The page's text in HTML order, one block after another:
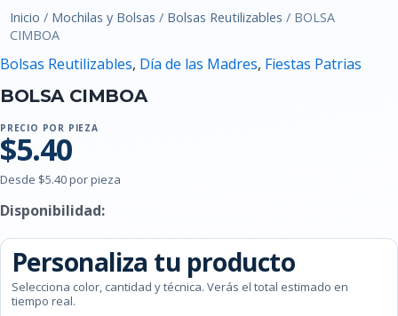
Inicio / Mochilas y Bolsas / Bolsas Reutilizables / BOLSA
CIMBOA
Bolsas Reutilizables, Día de las Madres, Fiestas Patrias
BOLSA CIMBOA
PRECIO POR PIEZA
$5.40
Desde $5.40 por pieza
Disponibilidad:
Personaliza tu producto
Selecciona color, cantidad y técnica. Verás el total estimado en
tiempo real.